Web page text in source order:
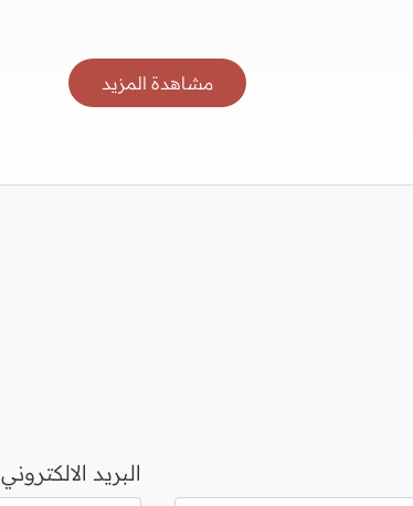
مشاهدة المزيد
البريد الالكتروني